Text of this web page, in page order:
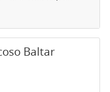
Baltar